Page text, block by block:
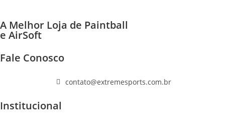
A Melhor Loja de Paintball
e AirSoft
Fale Conosco
contato@extremesports.com.br
Institucional